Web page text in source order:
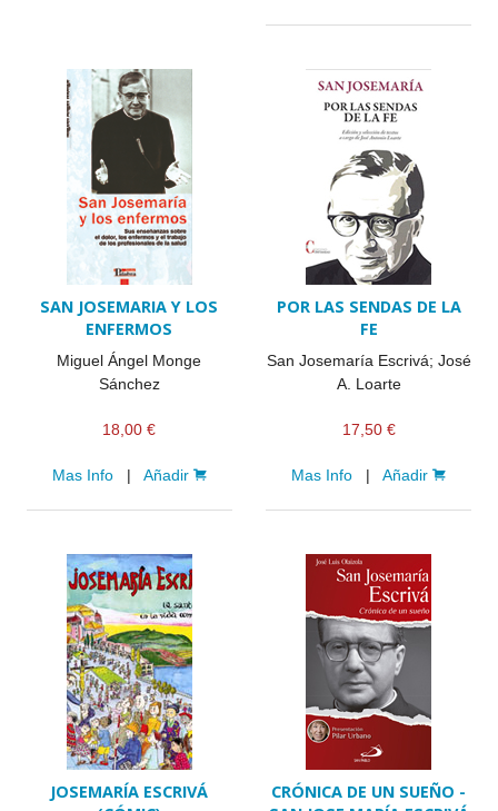
SAN JOSEMARIA Y LOS
ENFERMOS
Miguel Ángel Monge
Sánchez
18,00 €
Mas Info| Añadir
POR LAS SENDAS DE LA
FE
San Josemaría Escrivá; José
A. Loarte
17,50 €
Mas Info |Añadir
JOSEMARÍA ESCRIVÁ
CRÓNICA DE UN SUEÑO -